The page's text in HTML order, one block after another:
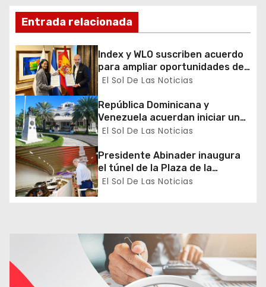
n
d
e
e
n
t
r
a
Entrada relacionada
Index y WLO suscriben acuerdo
para ampliar oportunidades de
formación de dominicanos en el
El Sol De Las Noticias
República Dominicana y
Venezuela acuerdan iniciar un
proceso de normalización
diplomáticas y consulares
El Sol De Las Noticias
Presidente Abinader inaugura
el túnel de la Plaza de la
Bandera que cambia la salida
hacia el Sur y redefine la
El Sol De Las Noticias